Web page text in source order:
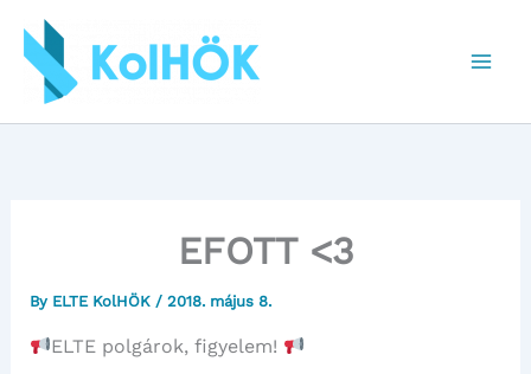
content
EFOTT <3
By ELTE KolHÖK / 2018. május 8.
ELTE polgárok, figyelem!